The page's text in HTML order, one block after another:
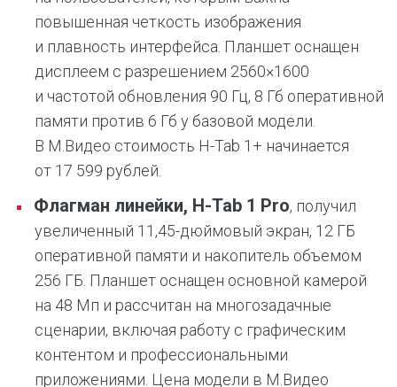
повышенная четкость изображения
и плавность интерфейса. Планшет оснащен
дисплеем с разрешением 2560×1600
и частотой обновления 90 Гц, 8 Гб оперативной
памяти против 6 Гб у базовой модели.
В М.Видео стоимость H-Tab 1+ начинается
от 17 599 рублей.
Флагман линейки, H-Tab 1 Pro, получил
увеличенный 11,45-дюймовый экран, 12 ГБ
оперативной памяти и накопитель объемом
256 ГБ. Планшет оснащен основной камерой
на 48 Мп и рассчитан на многозадачные
сценарии, включая работу с графическим
контентом и профессиональными
приложениями. Цена модели в М.Видео